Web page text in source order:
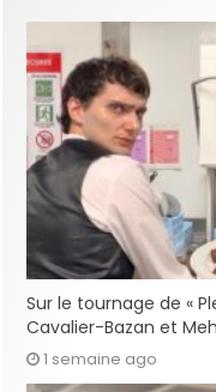
Sur le tournage de «
Cavalier-Bazan et
1 semaine ago